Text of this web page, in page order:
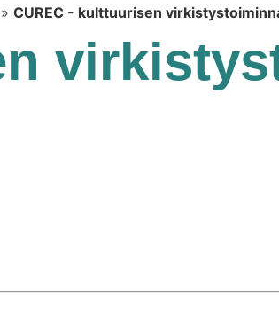
» CUREC - kulttuurisen